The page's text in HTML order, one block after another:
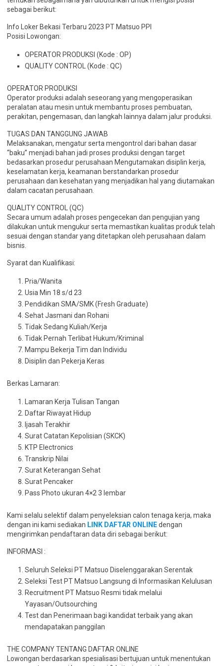
sebagai berikut:
Info Loker Bekasi Terbaru 2023 PT Matsuo PPI
Posisi Lowongan:
OPERATOR PRODUKSI (Kode : OP)
QUALITY CONTROL (Kode : QC)
OPERATOR PRODUKSI
Operator produksi adalah seseorang yang mengoperasikan
peralatan atau mesin untuk membantu proses pembuatan,
perakitan, pengemasan, dan langkah lainnya dalam jalur produksi.
TUGAS DAN TANGGUNG JAWAB
Melaksanakan, mengatur serta mengontrol dari bahan dasar
“baku” menjadi bahan jadi proses produksi dengan target
bedasarkan prosedur perusahaan Mengutamakan disiplin kerja,
keselamatan kerja, keamanan berstandarkan prosedur
perusahaan dan kesehatan yang menjadikan hal yang diutamakan
dalam cacatan perusahaan.
QUALITY CONTROL (QC)
Secara umum adalah proses pengecekan dan pengujian yang
dilakukan untuk mengukur serta memastikan kualitas produk telah
sesuai dengan standar yang ditetapkan oleh perusahaan dalam
bisnis.
Syarat dan Kualifikasi:
Pria/Wanita
Usia Min 18 s/d 23
Pendidikan SMA/SMK (Fresh Graduate)
Sehat Jasmani dan Rohani
Tidak Sedang Kuliah/Kerja
Tidak Pernah Terlibat Hukum/Kriminal
Mampu Bekerja Tim dan Individu
Disiplin dan Pekerja Keras
Berkas Lamaran:
Lamaran Kerja Tulisan Tangan
Daftar Riwayat Hidup
Ijasah Terakhir
Surat Catatan Kepolisian (SKCK)
KTP Electronics
Transkrip Nilai
Surat Keterangan Sehat
Surat Pencaker
Pass Photo ukuran 4×2 3 lembar
Kami selalu selektif dalam penyeleksian calon tenaga kerja, maka
dengan ini kami sediakan LINK DAFTAR ONLINEdengan
mengirimkan pendaftaran data diri sebagai berikut:
INFORMASI :
Seluruh Seleksi PT Matsuo Diselenggarakan Serentak
Seleksi Test PT Matsuo Langsung di Informasikan Kelulusan
Recruitment PT Matsuo Resmi tidak melalui
Yayasan/Outsourching
Test dan Penerimaan bagi kandidat terbaik yang akan
mendapatakan panggilan
THE COMPANY TENTANG DAFTAR ONLINE
Lowongan berdasarkan spesialisasi bertujuan untuk menentukan